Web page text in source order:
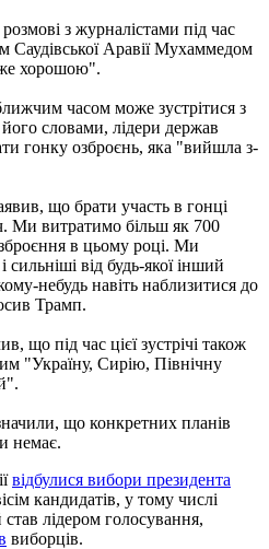
розмові з журналістами під час
Саудівської Аравії Мухаммедом
хорошою".
часом може зустрітися з
словами, лідери держав
гонку озброєнь, яка "вийшла з-
що брати участь в гонці
Ми витратимо більш як 700
в цьому році. Ми
від будь-якої інший
небудь навіть наблизитися до
Трамп.
що під час цієї зустрічі також
"Україну, Сирію, Північну
що конкретних планів
немає.
відбулися вибори президента
кандидатів, у тому числі
став лідером голосування,
виборців.